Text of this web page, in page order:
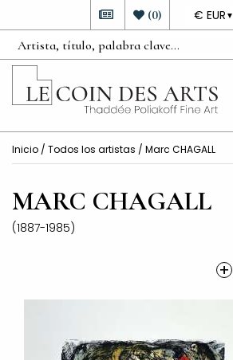
DEVISE
€ EUR ▼
(0)
Inicio / Todos los artistas / Marc CHAGALL
MARC CHAGALL
(1887-1985)
+